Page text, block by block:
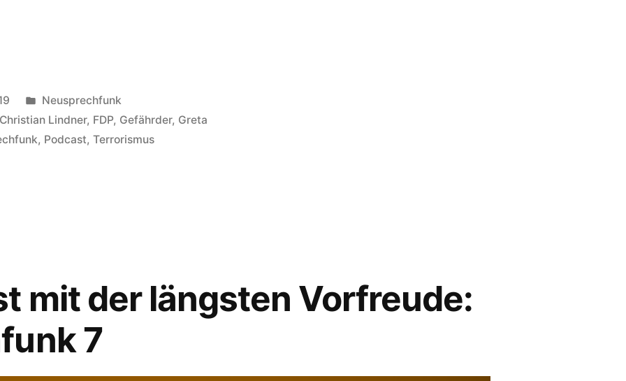
Veröffentlicht
in
Neusprechfunk
Christian Lindner, FDP, Gefährder, Greta
, Podcast,Terrorismus
mit der längsten Vorfreude:
7